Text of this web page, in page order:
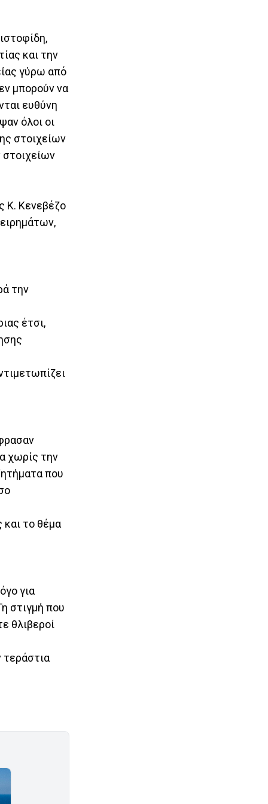
και την
γύρω από
μπορούν να
ευθύνη
όλοι οι
στοιχείων
Κ. Κενεβέζο
την
έτσι,
χωρίς την
που
και το θέμα
για
στιγμή που
θλιβεροί
τεράστια